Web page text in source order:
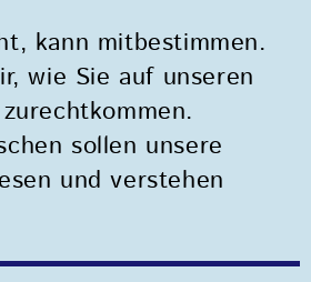
kann mitbestimmen.
wie Sie auf unseren
sollen unsere
und verstehen